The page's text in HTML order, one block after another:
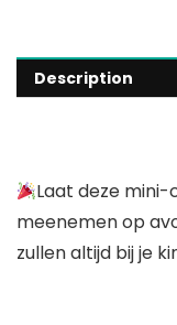
Description
Laat deze
meenemen op
zullen altijd bij je